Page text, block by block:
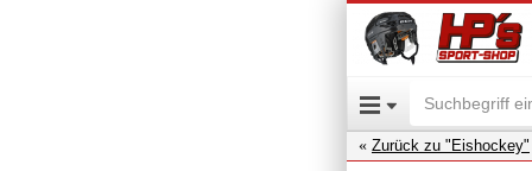
Zurück zu "Eishockey"